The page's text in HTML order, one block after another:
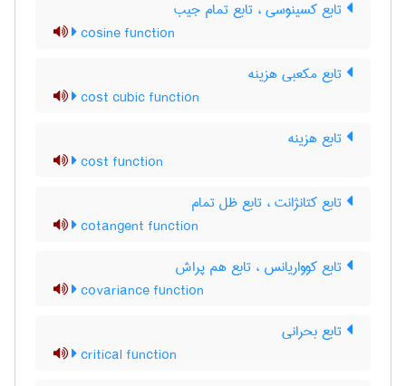
تابع کسینوسی ، تابع تمام جیب
cosine function
تابع مکعبی هزینه
cost cubic function
تابع هزینه
cost function
تابع کتانژانت ، تابع ظل تمام
cotangent function
تابع کوواریانس ، تابع هم پراش
covariance function
تابع بحرانی
critical function